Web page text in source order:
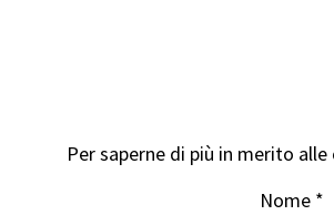
Per saperne di più in merito
Nome *